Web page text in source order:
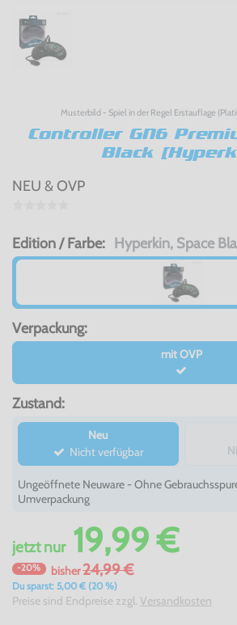
Musterbild - Spiel in der Regel Erstauflage
Controller GN6
Black
NEU & OVP
Edition / Farbe: Hyperkin, Space
Verpackung:
mit OVP
Zustand:
Neu
Nicht verfügbar
Ungeöffnete Neuware - Ohne
Umverpackung
jetztnur19,99 €
-20% bisher24,99 €
Du sparst: 5,00 € (20 %)
Preise sind Endpreise zzgl. Versandkosten